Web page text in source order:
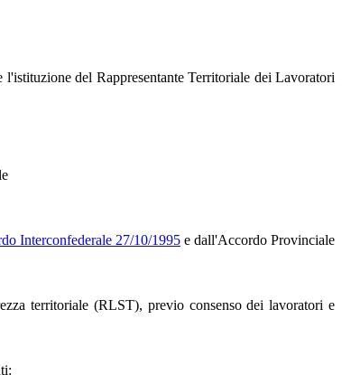
del Rappresentante Territoriale dei Lavoratori
Interconfederale 27/10/1995e dall'Accordo Provinciale
territoriale (RLST), previo consenso dei lavoratori e